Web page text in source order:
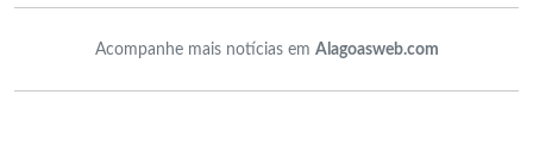
Acompanhe mais notícias em Alagoasweb.com